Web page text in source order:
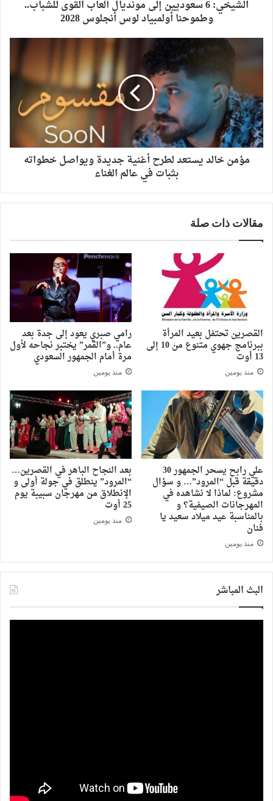
الشيخي: 6 سعوديين إلى مونديال ألعاب القوى للشباب..
وطموحنا أولمبياد لوس أنجلوس 2028
مؤمن خالد يستعد لطرح أغنية جديدة ويواصل خطواته
بثبات في عالم الغناء
مقالات ذات صلة
القصرين تحتفل بعيد المرأة
ببرنامج جهوي متنوع من 10 إلى
13 أوت
منذ يومين
رامي صبري يعود إلى جدة بعد
عام.. و”القمر” يختبر نجاحه لأول
مرة أمام الجمهور السعودي
منذ يومين
علي رابح يسحر الجمهور 30
دقيقة قبل “المرود”… و سؤال
مشروع: لماذا لا نشاهده في
المهرجانات الصيفية؟ و
بالمناسبة عيد ميلاد سعيد يا
فنان
منذ يومين
بعد النجاح الباهر في القصرين…
“المرود” ينطلق في جولة أولى و
الإنطلاق من مهرجان سبيبة يوم
25 أوت
منذ يومين
البث المباشر